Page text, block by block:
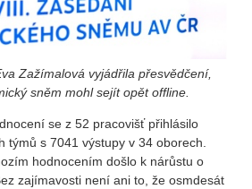
Zažímalová vyjádřila přesvědčení,
sněm mohl sejít opět offline.
se z 52 pracovišť přihlásilo
týmů s 7041 výstupy v 34 oborech.
hodnocením došlo k nárůstu o
zajímavosti není ani to, že osmdesát